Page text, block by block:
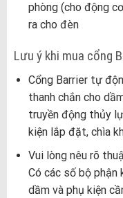
phòng (cho động
ra cho đèn
Lưu ý khi mua cổng
Cổng Barrier tự
thanh chắn cho
truyền động thủy
kiện lắp đặt, chìa
Vui lòng nêu rõ
Có các số bộ phận
dầm và phụ kiện